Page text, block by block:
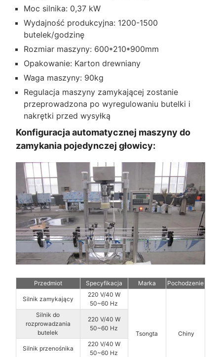
Moc silnika: 0,37 kW
Wydajność produkcyjna: 1200-1500
butelek/godzinę
Rozmiar maszyny: 600*210*900mm
Opakowanie: Karton drewniany
Waga maszyny: 90kg
Regulacja maszyny zamykającej zostanie
przeprowadzona po wyregulowaniu butelki i
nakrętki przed wysyłką
Konfiguracja automatycznej maszyny do
zamykania pojedynczej głowicy:
Przedmiot Specyfikacja Marka Pochodzenie
Silnik zamykający
220 V/40 W
50~60 Hz
Tsongta Chiny
Silnik do
rozprowadzania
butelek
220 V/40 W
50~60 Hz
Silnik przenośnika
220 V/40 W
50~60 Hz